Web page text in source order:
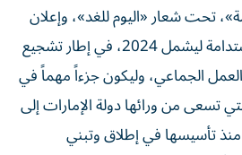
تحت شعار «اليوم للغد»، وإعلان
سموه عن تمديد عام الاستدامة ليشمل 2024، في إطار تشجيع
الجماعي، وليكون جزءاً مهماً في
تسعى من ورائها دولة الإمارات إلى
منذ تأسيسها في إطلاق وتبني